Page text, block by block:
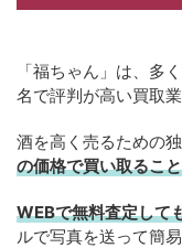
「福ちゃん」は、多
名で評判が高い買取業
酒を高く売るための
の価格で買い取るこ
WEBで無料査定して
ルで写真を送って簡